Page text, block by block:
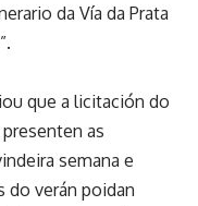
da Vía da Prata
que a licitación do
as
semana e
do verán poidan